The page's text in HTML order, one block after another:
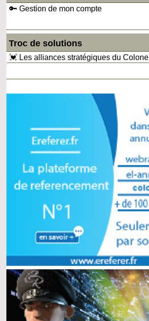
🔑 Gestion de mon compte
Troc de solutions
💓 Les alliances stratégiques du Colonel